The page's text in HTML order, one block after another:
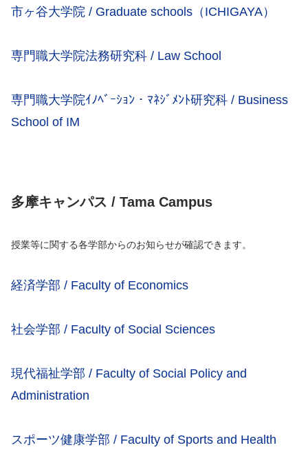
市ヶ谷大学院 / Graduate schools（ICHIGAYA）
専門職大学院法務研究科 / Law School
専門職大学院ｲﾉﾍﾞｰｼｮﾝ・ﾏﾈｼﾞﾒﾝﾄ研究科 / Business
School of IM
多摩キャンパス / Tama Campus
授業等に関する各学部からのお知らせが確認できます。
経済学部 / Faculty of Economics
社会学部 / Faculty of Social Sciences
現代福祉学部 / Faculty of Social Policy and
Administration
スポーツ健康学部 / Faculty of Sports and Health